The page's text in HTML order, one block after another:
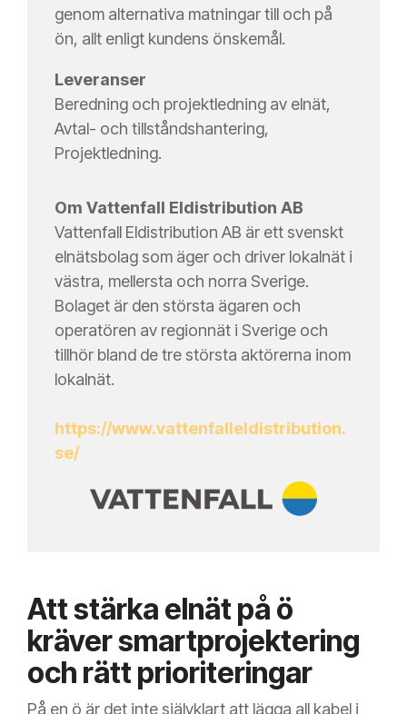
genom alternativa matningar till och på
ön, allt enligt kundens önskemål.
Leveranser
Beredning och projektledning av elnät,
Avtal- och tillståndshantering,
Projektledning.
Om Vattenfall Eldistribution AB
Vattenfall Eldistribution AB är ett svenskt
elnätsbolag som äger och driver lokalnät i
västra, mellersta och norra Sverige.
Bolaget är den största ägaren och
operatören av regionnät i Sverige och
tillhör bland de tre största aktörerna inom
lokalnät.
https://www.vattenfalleldistribution.
se/
Att stärka elnät på ö
kräver smartprojektering
och rätt prioriteringar
På en ö är det inte självklart att lägga all kabel i